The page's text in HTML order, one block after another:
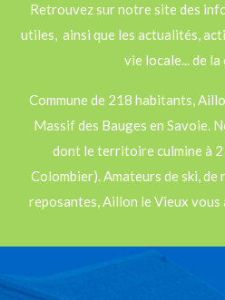
Retrouvez sur notre site des
utiles, ainsi que les actualités,
vie locale... de la
Commune de 218 habitants,
Massif des Bauges en Savoie.
dont le territoire culmine à 2
Colombier). Amateurs de ski, de
reposantes, Aillon le Vieux vous